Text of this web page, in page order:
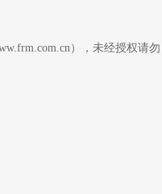
），未经授权请勿